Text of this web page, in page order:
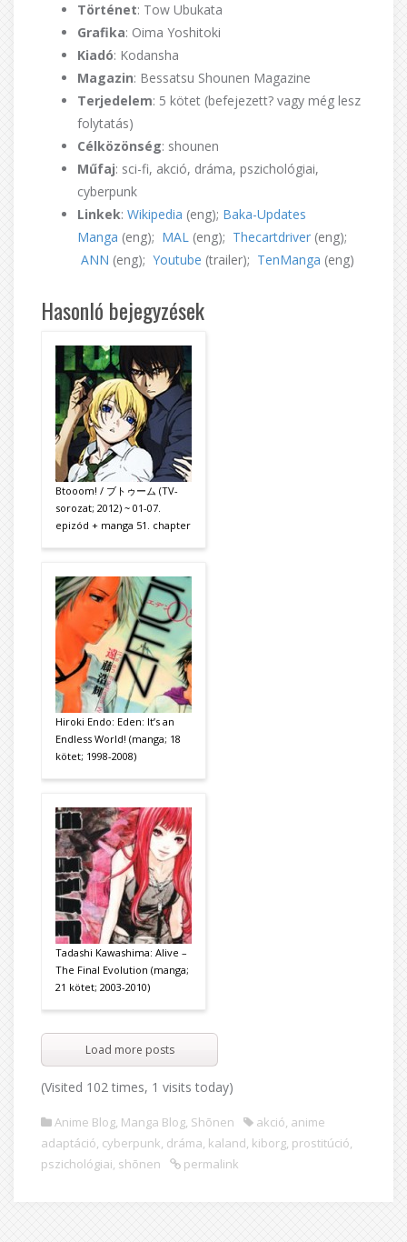
Történet: Tow Ubukata
Grafika: Oima Yoshitoki
Kiadó: Kodansha
Magazin: Bessatsu Shounen Magazine
Terjedelem: 5 kötet (befejezett? vagy még lesz
folytatás)
Célközönség: shounen
Műfaj: sci-fi, akció, dráma, pszichológiai,
cyberpunk
Linkek: Wikipedia (eng); Baka-Updates
Manga (eng); MAL (eng); Thecartdriver (eng);
ANN (eng); Youtube (trailer); TenManga (eng)
Hasonló bejegyzések
Btooom! / ブトゥーム (TV-
sorozat; 2012) ~ 01-07.
epizód + manga 51. chapter
Hiroki Endo: Eden: It’s an
Endless World! (manga; 18
kötet; 1998-2008)
Tadashi Kawashima: Alive –
The Final Evolution (manga;
21 kötet; 2003-2010)
Load more posts
(Visited 102 times, 1 visits today)
Anime Blog, Manga Blog, Shōnen akció, anime
adaptáció, cyberpunk, dráma, kaland, kiborg, prostitúció,
pszichológiai, shōnen permalink